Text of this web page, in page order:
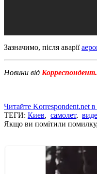
Зазначимо, після аварії
Новини від
Читайте Korrespondent.net
ТЕГИ: Киев, самолет,
Якщо ви помітили помилку,